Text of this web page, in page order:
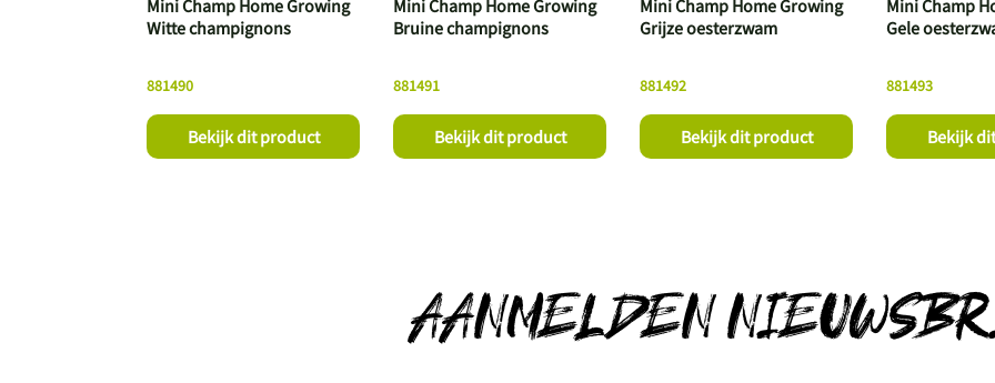
881490
Mini Champ Home Growing
Witte champignons
Bekijk dit product
881491
Mini Champ Home Growing
Bruine champignons
Bekijk dit product
881492
Mini Champ Home Growing
Grijze oesterzwam
Bekijk dit product
881493
Mini Champ
Gele
Bekijk
AANMELDEN